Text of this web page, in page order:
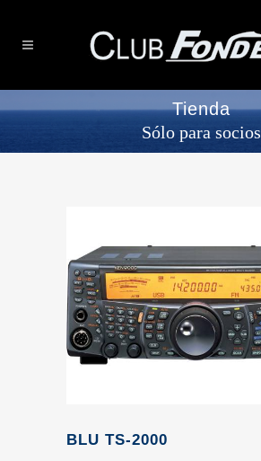
Tienda
Sólo para socios
BLU TS-2000